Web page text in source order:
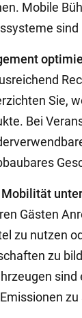
Mobile
sind
Sie,
Bei
Gästen
zu nutzen
zu
sind
zu